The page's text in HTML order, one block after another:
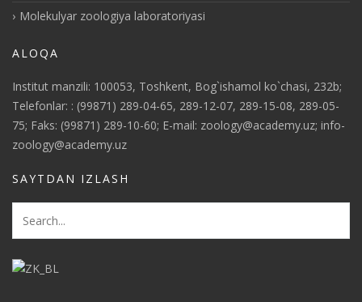
Molekulyar zoologiya laboratoriyasi
ALOQA
Institut manzili: 100053, Toshkent, Bog`ishamol ko`chasi, 232b;
Telefonlar: : (99871) 289-04-65, 289-12-07, 289-15-08, 289-05-
75; Faks: (99871) 289-10-60; E-mail: zoology@academy.uz; info-
zoology@academy.uz
SAYTDAN IZLASH